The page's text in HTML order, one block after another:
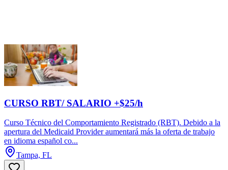
CURSO RBT/ SALARIO +$25/h
Curso Técnico del Comportamiento Registrado (RBT). Debido a la
apertura del Medicaid Provider aumentará más la oferta de trabajo
en idioma español co...
Tampa, FL